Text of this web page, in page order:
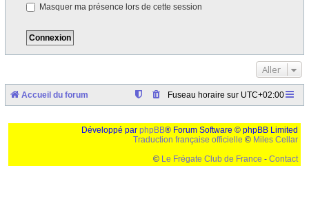
Masquer ma présence lors de cette session
Aller
Accueil du forum Fuseau horaire sur UTC+02:00
Développé par phpBB® Forum Software © phpBB Limited
Traduction française officielle © Miles Cellar
© Le Frégate Club de France - Contact